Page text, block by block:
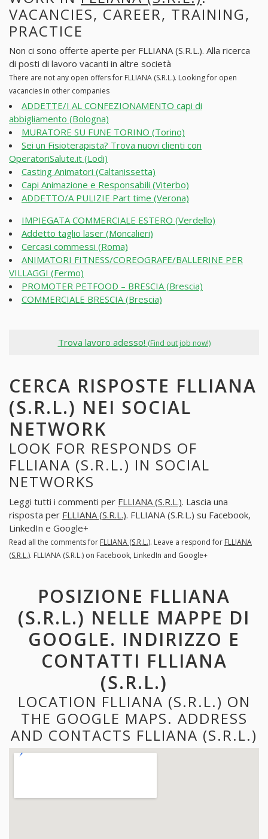
VACANCIES, CAREER, TRAINING,
PRACTICE
Non ci sono offerte aperte per FLLIANA (S.R.L.). Alla ricerca
di posti di lavoro vacanti in altre società
There are not any open offers for FLLIANA (S.R.L.). Looking for open
vacancies in other companies
ADDETTE/I AL CONFEZIONAMENTO capi di
abbigliamento (Bologna)
MURATORE SU FUNE TORINO (Torino)
Sei un Fisioterapista? Trova nuovi clienti con
OperatoriSalute.it (Lodi)
Casting Animatori (Caltanissetta)
Capi Animazione e Responsabili (Viterbo)
ADDETTO/A PULIZIE Part time (Verona)
IMPIEGATA COMMERCIALE ESTERO (Verdello)
Addetto taglio laser (Moncalieri)
Cercasi commessi (Roma)
ANIMATORI FITNESS/COREOGRAFE/BALLERINE PER
VILLAGGI (Fermo)
PROMOTER PETFOOD – BRESCIA (Brescia)
COMMERCIALE BRESCIA (Brescia)
Trova lavoro adesso! (Find out job now!)
CERCA RISPOSTE FLLIANA
(S.R.L.) NEI SOCIAL
NETWORK
LOOK FOR RESPONDS OF
FLLIANA (S.R.L.) IN SOCIAL
NETWORKS
Leggi tutti i commenti per FLLIANA (S.R.L.). Lascia una
risposta per FLLIANA (S.R.L.). FLLIANA (S.R.L.) su Facebook,
LinkedIn e Google+
Read all the comments for FLLIANA (S.R.L.). Leave a respond for FLLIANA
(S.R.L.). FLLIANA (S.R.L.) on Facebook, LinkedIn and Google+
POSIZIONE FLLIANA
(S.R.L.) NELLE MAPPE DI
GOOGLE. INDIRIZZO E
CONTATTI FLLIANA
(S.R.L.)
LOCATION FLLIANA (S.R.L.) ON
THE GOOGLE MAPS. ADDRESS
AND CONTACTS FLLIANA (S.R.L.)